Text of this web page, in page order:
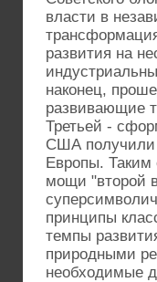
власти в
развития на
наконец,
развивающие
Третьей -
США получили
Европы. Таким
мощи "второй
принципы
темпы
природными
необходимые